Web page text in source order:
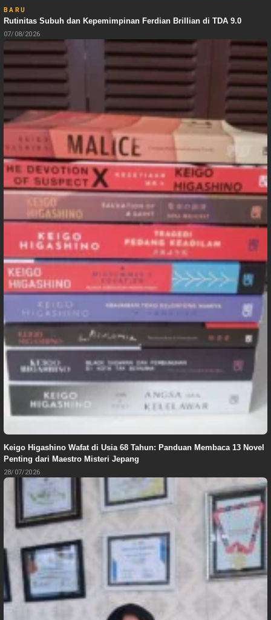
BARU
Rutinitas Subuh dan Kepemimpinan Ferdian Brillian di TDA 9.0
07/08/2026
Keigo Higashino Wafat di Usia 68 Tahun: Panduan Membaca 13 Novel
Penting dari Maestro Misteri Jepang
28/07/2026